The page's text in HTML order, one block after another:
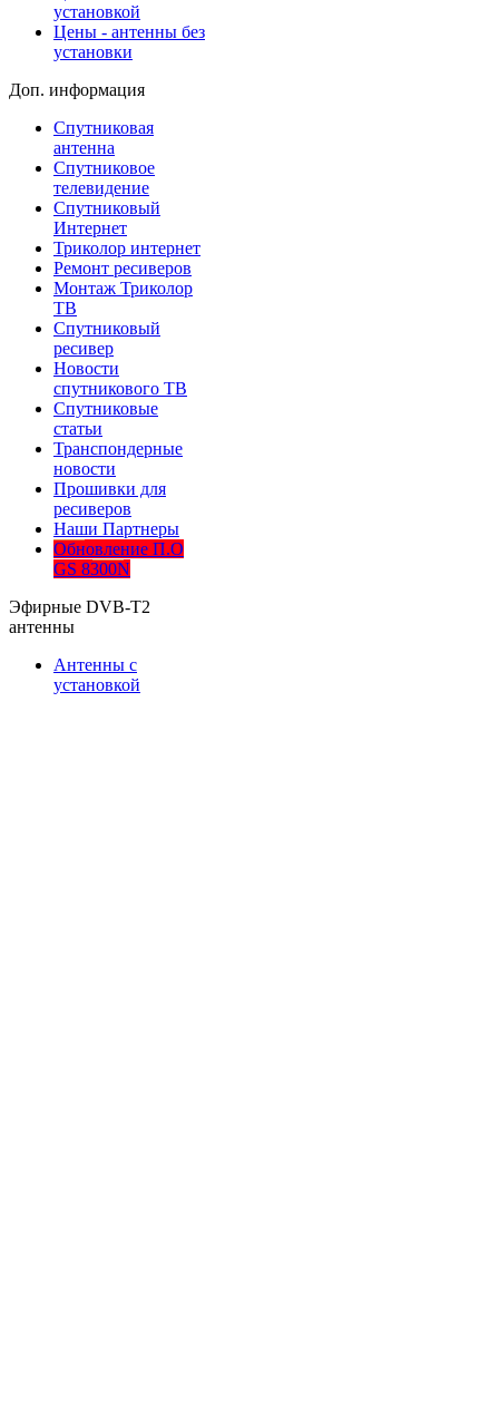
установкой
Цены - антенны без
установки
Доп. информация
Спутниковая
антенна
Спутниковое
телевидение
Спутниковый
Интернет
Триколор интернет
Ремонт ресиверов
Монтаж Триколор
ТВ
Спутниковый
ресивер
Новости
спутникового ТВ
Спутниковые
статьи
Транспондерные
новости
Прошивки для
ресиверов
Наши Партнеры
Обновление П.О
GS 8300N
Эфирные DVB-T2
антенны
Антенны с
установкой